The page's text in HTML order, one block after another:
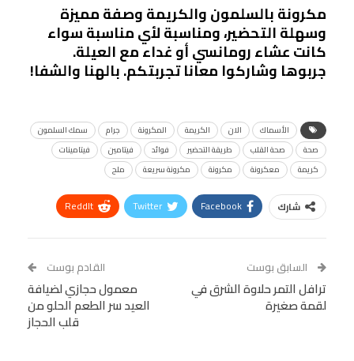
مكرونة بالسلمون والكريمة وصفة مميزة
وسهلة التحضير، ومناسبة لأي مناسبة سواء
كانت عشاء رومانسي أو غداء مع العيلة.
جربوها وشاركوا معانا تجربتكم. بالهنا والشفا!
الأسماك الان الكريمة المكرونة جرام
سمك السلمون
صحة
صحة القلب طريقة التحضير فوائد فيتامين
فيتامينات
كريمة
معكرونة مكرونة مكرونة سريعة ملح
شارك Facebook
Twitter
ReddIt
Tumblr
البريد الإلكتروني
StumbleUpon
VK
Digg
BlackBerry
Viber
السابق بوست
ترافل التمر حلاوة الشرق في
لقمة صغيرة
القادم بوست
معمول حجازي لضيافة
العيد سر الطعم الحلو من
قلب الحجاز